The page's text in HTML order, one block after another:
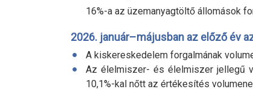
16%-a az üzemanyagtöltő állomások
2026. január–májusban az előző év
A kiskereskedelem forgalmának
Az élelmiszer- és élelmiszer jellegű
10,1%-kal nőtt az értékesítés